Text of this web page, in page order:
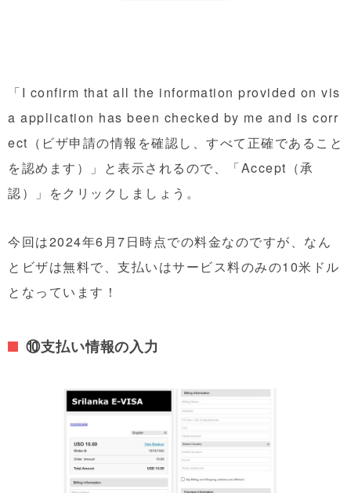
「I confirm that all the information provided on vis
a application has been checked by me and is corr
ect（ビザ申請の情報を確認し、すべて正確であること
を認めます）」と表示されるので、「Accept（承
認）」をクリックしましょう。
今回は2024年6月7日時点での料金なのですが、なん
とビザは無料で、支払いはサービス料のみの10米ドル
となっています！
⑩支払い情報の入力